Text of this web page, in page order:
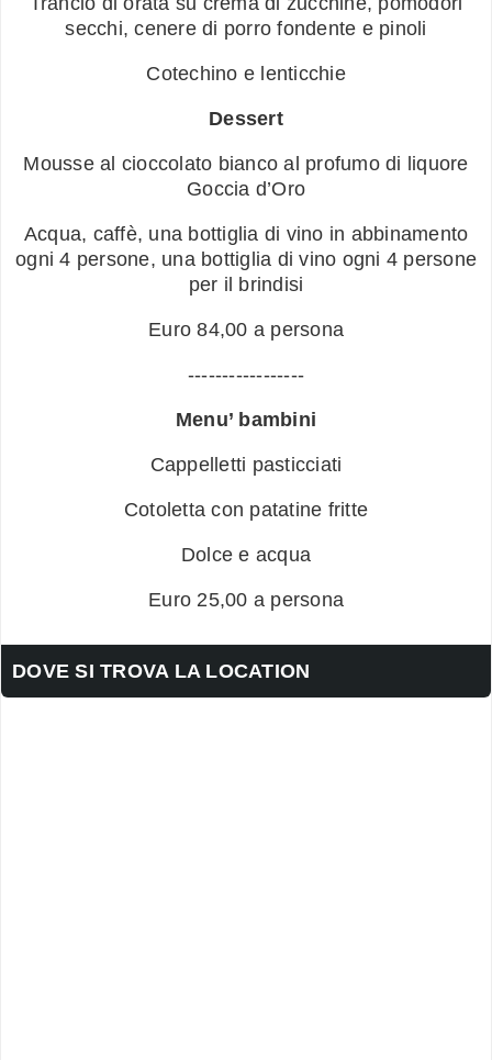
secchi, cenere di porro fondente e pinoli
Cotechino e lenticchie
Dessert
Mousse al cioccolato bianco al profumo di liquore
Goccia d’Oro
Acqua, caffè, una bottiglia di vino in abbinamento
ogni 4 persone, una bottiglia di vino ogni 4 persone
per il brindisi
Euro 84,00 a persona
-----------------
Menu’ bambini
Cappelletti pasticciati
Cotoletta con patatine fritte
Dolce e acqua
Euro 25,00 a persona
DOVE SI TROVA LA LOCATION